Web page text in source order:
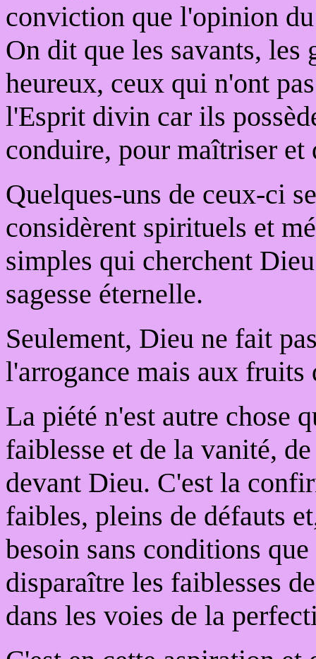
conviction que l'opinion
On dit que les savants, les
heureux, ceux qui n'ont
l'Esprit divin car ils
conduire, pour maîtriser et
Quelques-uns de ceux-ci
considèrent spirituels et
simples qui cherchent
sagesse éternelle.
Seulement, Dieu ne fait
l'arrogance mais aux fruits
La piété n'est autre chose
faiblesse et de la vanité,
devant Dieu. C'est la
faibles, pleins de défauts
besoin sans conditions
disparaître les faiblesses
dans les voies de la